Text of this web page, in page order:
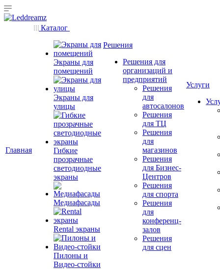
Главная
Каталог
Экраны для
помещений
Экраны для
улицы
Гибкие
прозрачные
светодиодные
экраны
Медиафасады
Rental экраны
Пилоны и
Видео-стойки
Решения
Решения для
организаций и
предприятий
Решения
для
автосалонов
Решения
для ТЦ
Решения
для
магазинов
Решения
для Бизнес-
Центров
Решения
для спорта
Решения
для
конференц-
залов
Решения
для сцен
Услуги